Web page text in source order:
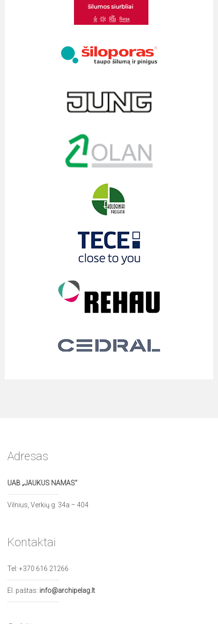
Adresas
UAB „JAUKUS NAMAS”
Vilnius, Verkių g. 34a – 404
Kontaktai
Tel: +370 616 21266
El. paštas: info@archipelag.lt